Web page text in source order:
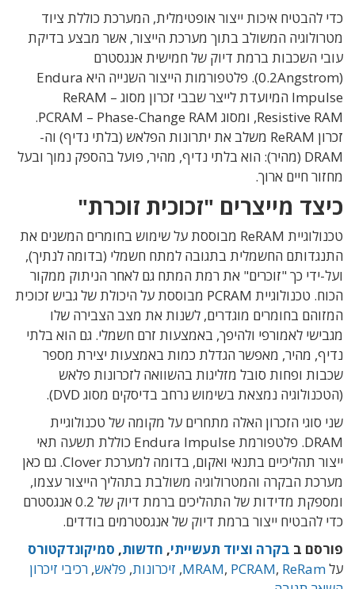
כדי להבטיח איכות ייצור אופטימלית, המערכת כוללת ציוד
מטרולוגיה המשולב בתוך מערכת הייצור, אשר מבצע בדיקת
עובי השכבות ברמת דיוק של חמישית אנגסטרם
(0.2Angstrom). פלטפורמות הייצור השנייה היא Endura
Impulse המיועדת לייצר שבבי זכרון מסוג ReRAM –
Resistive RAM, ומסוג PCRAM – Phase-Change RAM.
זכרון ReRAM משלב את יתרונות הפלאש (בלתי נדיף) וה-
DRAM (מהיר): הוא בלתי נדיף, מהיר, פועל בהספק נמוך ובעל
מחזור חיים ארוך.
כיצד מייצרים "זכוכית זוכרת"
טכנולוגיית ReRAM מבוססת על שימוש בחומרים המשנים את
התנגדותם החשמלית בתגובה למתח חשמלי (בדומה לנתיך),
ועל-ידי כך "זוכרים" את רמת המתח גם לאחר הניתוק ממקור
הכוח. טכנולוגיית PCRAM מבוססת על היכולת של גביש זכוכית
המזוהם בחומרים מוגדרים, לשנות את מצב הצבירה שלו
מגבישי לאמורפי ולהיפך, באמצעות זרם חשמלי. גם הוא בלתי
נדיף, מהיר, מאפשר הגדלת כמות באמצעות יצירת מספר
שכבות ופחות סובל מזליגות בהשוואה לזכרונות פלאש
(הטכנולוגיה נמצאת בשימוש נרחב בדיסקים מסוג DVD).
שני סוגי הזכרון האלה מתחרים על מקומה של טכנולוגיית
DRAM. פלטפורמת Endura Impulse כוללת תשעה תאי
ייצור תהליכיים בתנאי ואקום, בדומה למערכת Clover. גם כאן
מערכת הבקרה והמטרולוגיה משולבת בתהליך הייצור עצמו,
ומספקת מדידות של התהליכים ברמת דיוק של 0.2 אנגסטרם
כדי להבטיח ייצור ברמת דיוק של אנגסטרמים בודדים.
פורסם ב בקרה וציוד תעשייתי, חדשות, סמיקונדקטורס
על
MRAM, PCRAM, ReRam
, זיכרונות, פלאש, רכיבי זיכרון